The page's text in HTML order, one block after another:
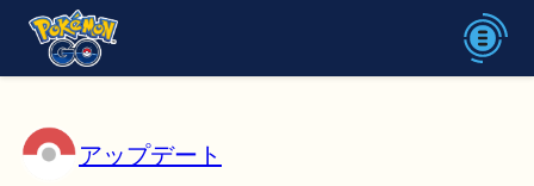
アップデート